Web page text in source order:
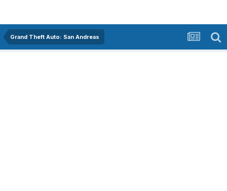
Grand Theft Auto: San Andreas